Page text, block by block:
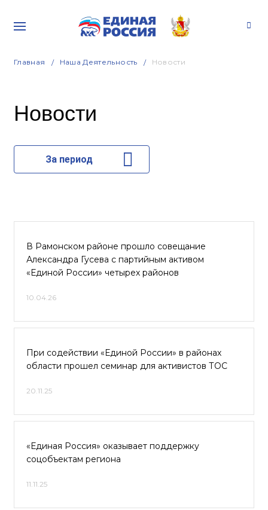
Главная Наша Деятельность Новости
Новости
За период
В Рамонском районе прошло совещание
Александра Гусева с партийным активом
«Единой России» четырех районов
10.04.26
При содействии «Единой России» в районах
области прошел семинар для активистов ТОС
20.11.25
«Единая Россия» оказывает поддержку
соцобъектам региона
11.11.25